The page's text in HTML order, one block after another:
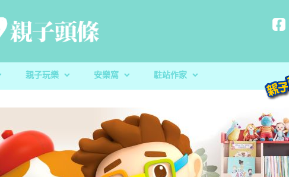
親子玩樂 安樂窩 駐站作家
教室」閱讀計劃及「語文的生命」書櫃捐贈計劃